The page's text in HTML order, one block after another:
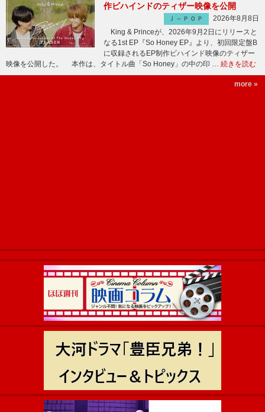
作ビハインドのティザー映像を公開
Ｊ－ＰＯＰ
2026年8月8日
King & Princeが、2026年9月2日にリリースと
なる1st EP『So Honey EP』より、初回限定盤B
に収録されるEP制作ビハインド映像のティザー
映像を公開した。 本作は、タイトル曲「So Honey」の中の印 … 続きを読む
more »